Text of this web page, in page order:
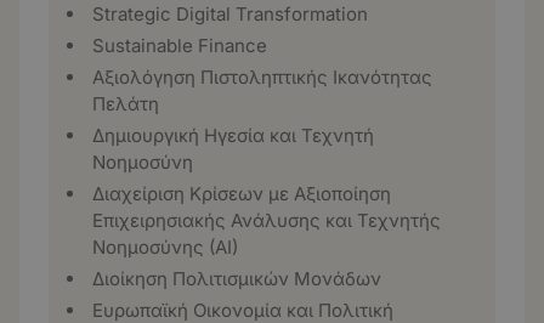
Strategic Digital Transformation
Sustainable Finance
Αξιολόγηση Πιστοληπτικής Ικανότητας
Πελάτη
Δημιουργική Ηγεσία και Τεχνητή
Νοημοσύνη
Διαχείριση Κρίσεων με Αξιοποίηση
Επιχειρησιακής Ανάλυσης και Τεχνητής
Νοημοσύνης (ΑΙ)
Διοίκηση Πολιτισμικών Μονάδων
Ευρωπαϊκή Οικονομία και Πολιτική